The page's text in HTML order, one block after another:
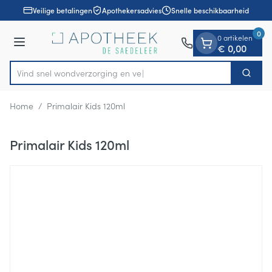
Ga naar de inhoud
1 van 1Veilige betalingen Apothekersadvies Snelle beschikbaarheid
Menu
Product, merk, categorie...
Vind snel wondverzorgi Zoek
0 artikelen
€ 0,00
0
Home / Primalair Kids 120ml
Primalair Kids 120ml